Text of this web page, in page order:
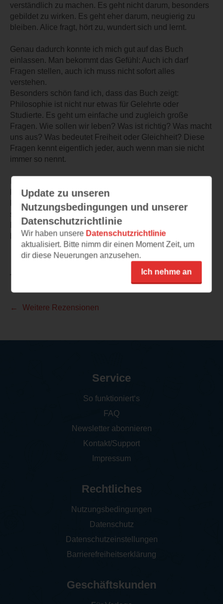
verständlich zu machen. Es geht nicht darum, besonders
gebildet zu wirken. Es geht eher darum, neugierig zu
bleiben. Alice fragt, hört zu, wundert sich und lernt.
Genau dadurch konnte ich mich gut auf das Buch
einlassen. Man bekommt das Gefühl: Auch ich darf
Fragen stellen, auch ich muss nicht sofort alles
verstehen.
Besonders schön fand ich, dass das Buch zeigt:
Philosophie ist nicht nur etwas für Gelehrte oder
Studierte. Es geht um einfache und zugleich große
Fragen. Wie sollen wir leben? Was ist richtig? Was macht
uns aus? Was bedeutet Freiheit oder Gleichheit? Diese
Fragen kennt eigentlich jeder, auch wenn man sie nicht
immer so nennt.
Ich habe „Alice im Land der Ideen“ als warmes und
kluges Buch empfunden. Es macht Philosophie nicht
komplizierter, sondern näher. Und vielleicht ist genau das
seine Stärke. Wer offen ist für Gedanken, kleine
Begegnungen und ruhige Erkenntnisse, findet hier ein
besonderes Buch.
TEILEN
Weitere Rezensionen
Update zu unseren
Nutzungsbedingungen und unserer
Datenschutzrichtlinie
Wir haben unsere Datenschutzrichtlinie
aktualisiert. Bitte nimm dir einen Moment Zeit, um
dir diese Neuerungen anzusehen.
Ich nehme an
Service
So funktioniert‘s
FAQ
Newsletter abonnieren
Kontakt/Support
Impressum
Rechtliches
Nutzungsbedingungen
Datenschutz
Datenschutzeinstellungen
Barrierefreiheitserklärung
Geschäftskunden